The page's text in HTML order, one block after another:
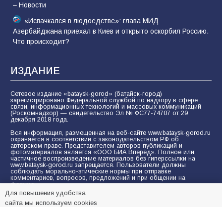
– Новости
«Испачкался в людоедстве»: глава МИД
Азербайджана приехал в Киев и открыто оскорбил Россию.
Что происходит?
ИЗДАНИЕ
Сетевое издание «bataysk-gorod» (батайск-город)
зарегистрировано Федеральной службой по надзору в сфере
связи, информационных технологий и массовых коммуникаций
(Роскомнадзор) — свидетельство Эл № ФС77-74707 от 29
декабря 2018 года.
Вся информация, размещенная на веб-сайте www.bataysk-gorod.ru
охраняется в соответствии с законодательством РФ об
авторском праве. Представителем авторов публикаций и
фотоматериалов является «ООО БИА Вперёд». Полное или
частичное воспроизведение материалов без гиперссылки на
www.bataysk-gorod.ru запрещается. Пользователи должны
соблюдать морально-этические нормы при отправке
комментариев, вопросов, предложений и при общении на
форуме.
Политика конфиденциальности и защиты информации
Для повышения удобства
сайта мы используем cookies